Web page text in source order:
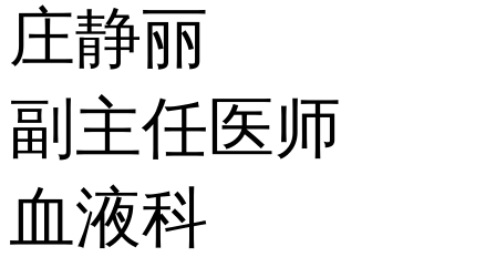
庄静丽
副主任医师
血液科